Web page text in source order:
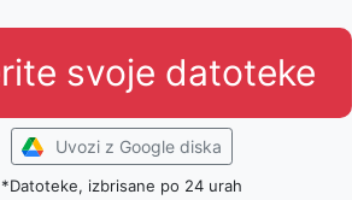
svoje datoteke
Uvozi z Google diska
*Datoteke, izbrisane po 24 urah